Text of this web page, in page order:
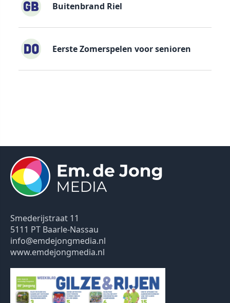
Buitenbrand Riel
Eerste Zomerspelen voor senioren
Smederijstraat 11
5111 PT Baarle-Nassau
info@emdejongmedia.nl
www.emdejongmedia.nl